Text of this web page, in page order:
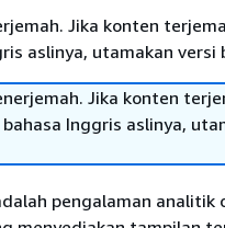
Jika konten
aslinya, utamakan versi
Jika konten
Inggris aslinya,
pengalaman analitik